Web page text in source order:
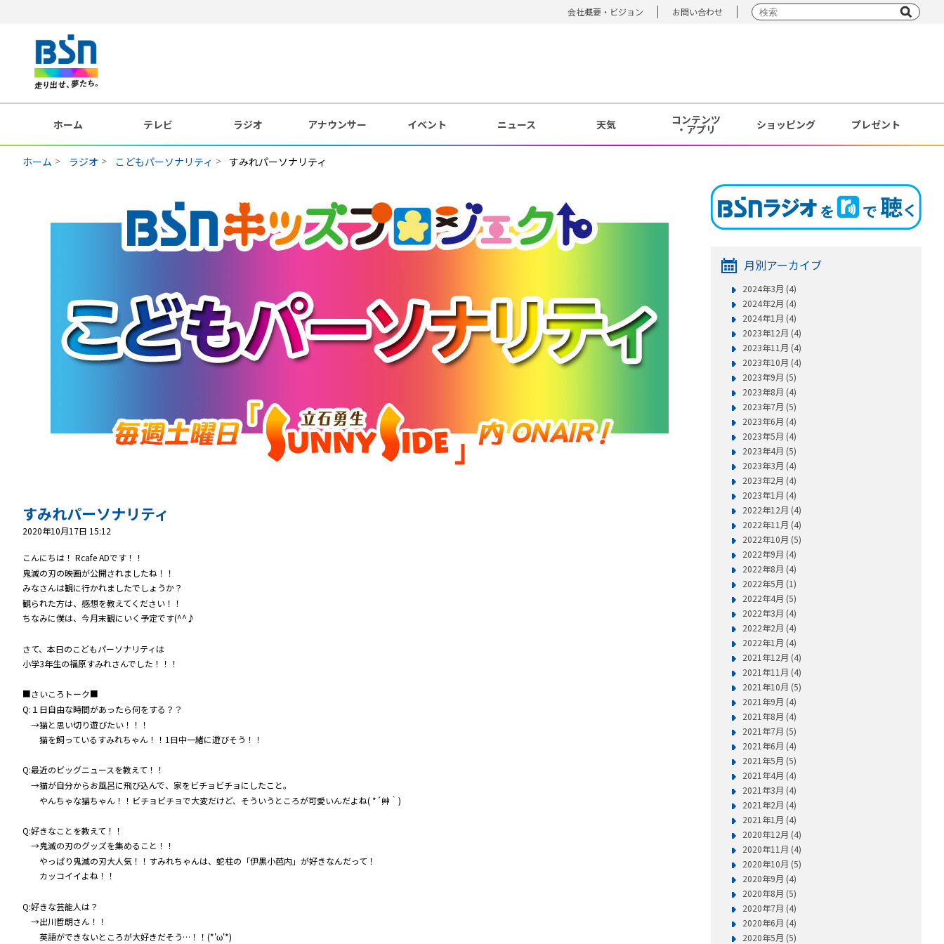
会社概要・ビジョン お問い合わせ
ホーム テレビ ラジオ アナウンサー イベント ニュース 天気 コンテンツ
・アプリ ショッピング プレゼント
ホーム ラジオ こどもパーソナリティ すみれパーソナリティ
すみれパーソナリティ
2020年10月17日 15:12
こんにちは！ Rcafe ADです！！
鬼滅の刃の映画が公開されましたね！！
みなさんは観に行かれましたでしょうか？
観られた方は、感想を教えてください！！
ちなみに僕は、今月末観にいく予定です(^^♪
さて、本日のこどもパーソナリティは
小学3年生の福原すみれさんでした！！！
■さいころトーク■
Q:１日自由な時間があったら何をする？？
→猫と思い切り遊びたい！！！
猫を飼っているすみれちゃん！！1日中一緒に遊びそう！！
Q:最近のビッグニュースを教えて！！
→猫が自分からお風呂に飛び込んで、家をビチョビチョにしたこと。
やんちゃな猫ちゃん！！ビチョビチョで大変だけど、そういうところが可愛いんだよね( *´艸｀)
Q:好きなことを教えて！！
→鬼滅の刃のグッズを集めること！！
やっぱり鬼滅の刃大人気！！すみれちゃんは、蛇柱の「伊黒小芭内」が好きなんだって！
カッコイイよね！！
Q:好きな芸能人は？
→出川哲朗さん！！
英語ができないところが大好きだそう…！！(*'ω'*)
月別アーカイブ
2024年3月 (4)
2024年2月 (4)
2024年1月 (4)
2023年12月 (4)
2023年11月 (4)
2023年10月 (4)
2023年9月 (5)
2023年8月 (4)
2023年7月 (5)
2023年6月 (4)
2023年5月 (4)
2023年4月 (5)
2023年3月 (4)
2023年2月 (4)
2023年1月 (4)
2022年12月 (4)
2022年11月 (4)
2022年10月 (5)
2022年9月 (4)
2022年8月 (4)
2022年5月 (1)
2022年4月 (5)
2022年3月 (4)
2022年2月 (4)
2022年1月 (4)
2021年12月 (4)
2021年11月 (4)
2021年10月 (5)
2021年9月 (4)
2021年8月 (4)
2021年7月 (5)
2021年6月 (4)
2021年5月 (5)
2021年4月 (4)
2021年3月 (4)
2021年2月 (4)
2021年1月 (4)
2020年12月 (4)
2020年11月 (4)
2020年10月 (5)
2020年9月 (4)
2020年8月 (5)
2020年7月 (4)
2020年6月 (4)
2020年5月 (5)